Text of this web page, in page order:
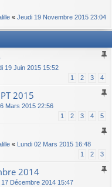
« Jeudi 19 Novembre 2015 23:04
19 Juin 2015 15:52
1 2 3 4
2015
Mars 2015 22:56
1 2 3 4 5
«
Lundi 02 Mars 2015 16:48
1 2 3
2014
Décembre 2014 15:47